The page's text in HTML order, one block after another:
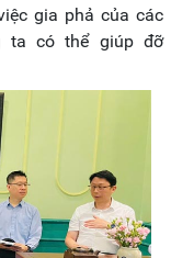
gia phả của các
ta có thể giúp đỡ